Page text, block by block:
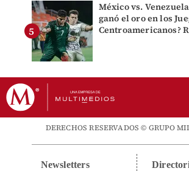
México vs.
ganó el oro en los
Centroamericanos?
DERECHOS RESERVADOS © GRUPO
Newsletters